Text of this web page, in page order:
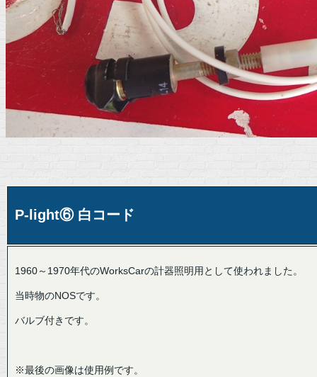
P-light⑥ 白コード
1960～1970年代のWorksCarの計器照明用として使われました。
当時物のNOSです。
バルブ付きです。
※最後の画像は使用例です。